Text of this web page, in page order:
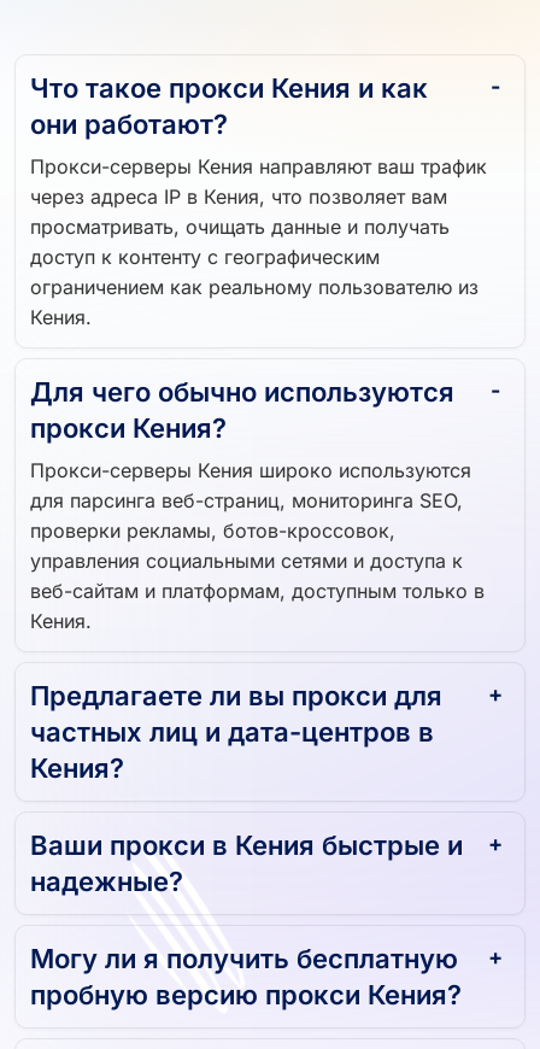
Что такое прокси Кения и как
они работают?
Прокси-серверы Кения направляют ваш трафик
через адреса IP в Кения, что позволяет вам
просматривать, очищать данные и получать
доступ к контенту с географическим
ограничением как реальному пользователю из
Для чего обычно используются
прокси Кения?
Прокси-серверы Кения широко используются
для парсинга веб-страниц, мониторинга SEO,
проверки рекламы, ботов-кроссовок,
управления социальными сетями и доступа к
веб-сайтам и платформам, доступным только в
Предлагаете ли вы прокси для
частных лиц и дата-центров в
Ваши прокси в Кения быстрые и
надежные?
Могу ли я получить бесплатную